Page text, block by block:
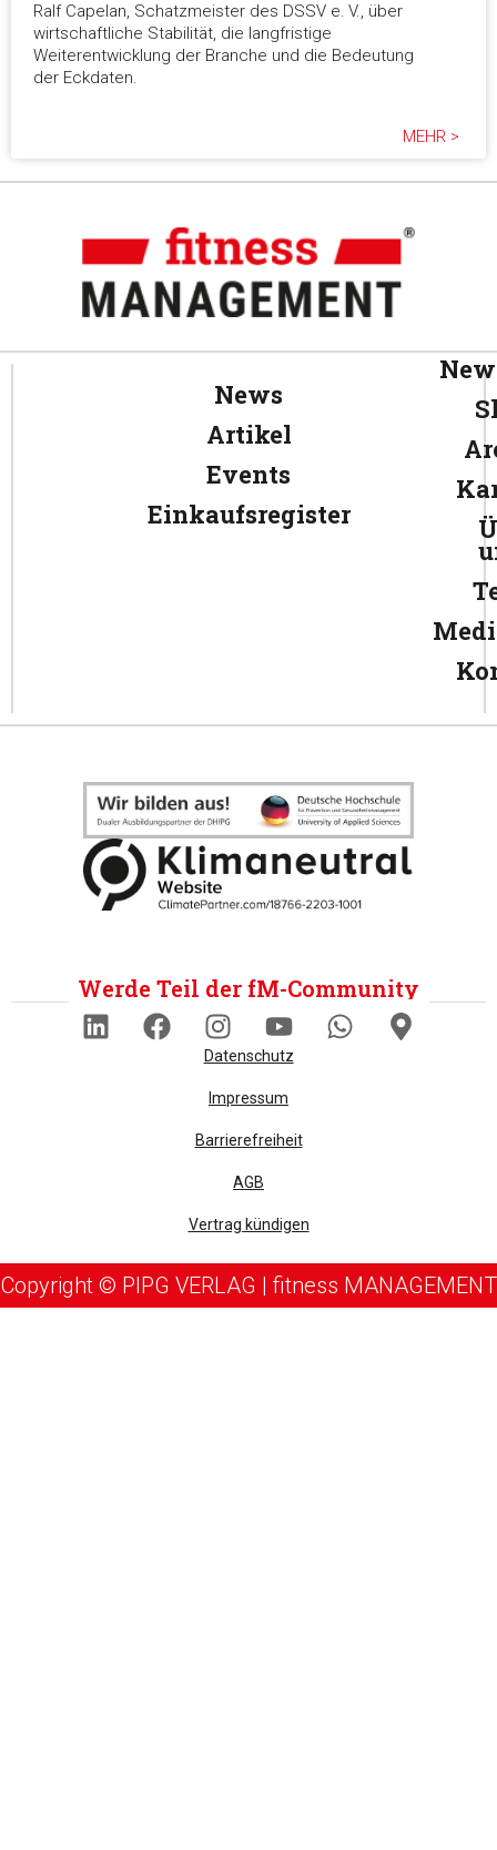
Ralf Capelan, Schatzmeister des DSSV e. V., über
wirtschaftliche Stabilität, die langfristige
Weiterentwicklung der Branche und die Bedeutung
der Eckdaten.
MEHR >
News
Artikel
Events
Einkaufsregister
Werde Teil der fM-Community
Datenschutz
Impressum
Barrierefreiheit
AGB
Vertrag kündigen
Copyright © PIPG VERLAG | fitness MANAGEMENT